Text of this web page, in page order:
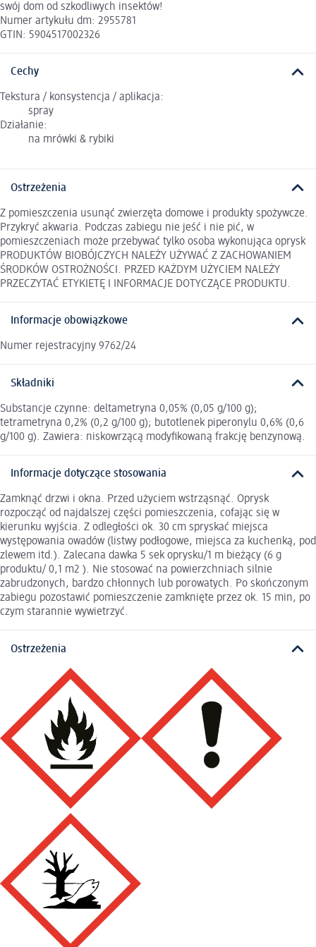
swój dom od szkodliwych insektów!
Numer artykułu dm: 2955781
GTIN: 5904517002326
Cechy
Tekstura / konsystencja / aplikacja:
spray
Działanie:
na mrówki & rybiki
Ostrzeżenia
Z pomieszczenia usunąć zwierzęta domowe i produkty spożywcze.
Przykryć akwaria. Podczas zabiegu nie jeść i nie pić, w
pomieszczeniach może przebywać tylko osoba wykonująca oprysk
PRODUKTÓW BIOBÓJCZYCH NALEŻY UŻYWAĆ Z ZACHOWANIEM
ŚRODKÓW OSTROŻNOŚCI. PRZED KAŻDYM UŻYCIEM NALEŻY
PRZECZYTAĆ ETYKIETĘ I INFORMACJE DOTYCZĄCE PRODUKTU.
Informacje obowiązkowe
Numer rejestracyjny 9762/24
Składniki
Substancje czynne: deltametryna 0,05% (0,05 g/100 g);
tetrametryna 0,2% (0,2 g/100 g); butotlenek piperonylu 0,6% (0,6
g/100 g). Zawiera: niskowrzącą modyfikowaną frakcję benzynową.
Informacje dotyczące stosowania
Zamknąć drzwi i okna. Przed użyciem wstrząsnąć. Oprysk
rozpocząć od najdalszej części pomieszczenia, cofając się w
kierunku wyjścia. Z odległości ok. 30 cm spryskać miejsca
występowania owadów (listwy podłogowe, miejsca za kuchenką, pod
zlewem itd.). Zalecana dawka 5 sek oprysku/1 m bieżący (6 g
produktu/ 0,1 m2 ). Nie stosować na powierzchniach silnie
zabrudzonych, bardzo chłonnych lub porowatych. Po skończonym
zabiegu pozostawić pomieszczenie zamknięte przez ok. 15 min, po
czym starannie wywietrzyć.
Ostrzeżenia